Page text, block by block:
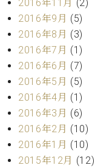
2016年11月 (2)
2016年9月 (5)
2016年8月 (3)
2016年7月 (1)
2016年6月 (7)
2016年5月 (5)
2016年4月 (1)
2016年3月 (6)
2016年2月 (10)
2016年1月 (10)
2015年12月 (12)